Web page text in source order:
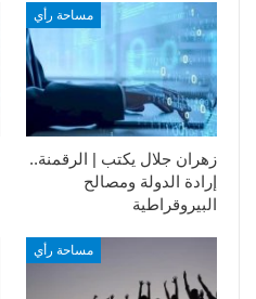
مساحة رأي
زهران جلال يكتب | الرقمنة..
إرادة الدولة ومصالح
البيروقراطية
مساحة رأي